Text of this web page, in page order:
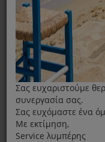
Σας ευχαριστούμε
συνεργασία σας.
Σας ευχόμαστε ένα
Με εκτίμηση,
Service λυμπέρης